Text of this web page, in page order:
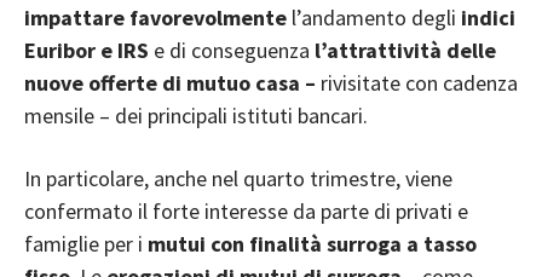
impattare favorevolmente l’andamento degli indici
Euribor e IRS e di conseguenza l’attrattività delle
nuove offerte di mutuo casa – rivisitate con cadenza
mensile – dei principali istituti bancari.
In particolare, anche nel quarto trimestre, viene
confermato il forte interesse da parte di privati e
famiglie per i mutui con finalità surroga a tasso